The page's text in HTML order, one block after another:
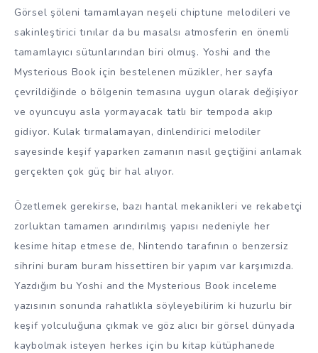
Görsel şöleni tamamlayan neşeli chiptune melodileri ve
sakinleştirici tınılar da bu masalsı atmosferin en önemli
tamamlayıcı sütunlarından biri olmuş. Yoshi and the
Mysterious Book için bestelenen müzikler, her sayfa
çevrildiğinde o bölgenin temasına uygun olarak değişiyor
ve oyuncuyu asla yormayacak tatlı bir tempoda akıp
gidiyor. Kulak tırmalamayan, dinlendirici melodiler
sayesinde keşif yaparken zamanın nasıl geçtiğini anlamak
gerçekten çok güç bir hal alıyor.
Özetlemek gerekirse, bazı hantal mekanikleri ve rekabetçi
zorluktan tamamen arındırılmış yapısı nedeniyle her
kesime hitap etmese de, Nintendo tarafının o benzersiz
sihrini buram buram hissettiren bir yapım var karşımızda.
Yazdığım bu Yoshi and the Mysterious Book inceleme
yazısının sonunda rahatlıkla söyleyebilirim ki huzurlu bir
keşif yolculuğuna çıkmak ve göz alıcı bir görsel dünyada
kaybolmak isteyen herkes için bu kitap kütüphanede